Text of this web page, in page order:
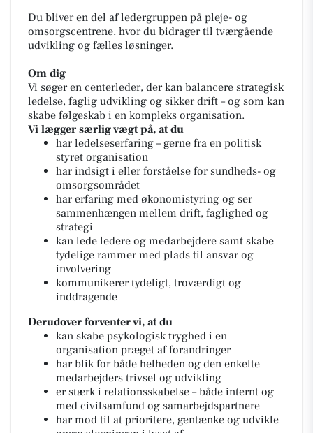
Du bliver en del af ledergruppen på pleje- og
omsorgscentrene, hvor du bidrager til tværgående
udvikling og fælles løsninger.
Om dig
Vi søger en centerleder, der kan balancere strategisk
ledelse, faglig udvikling og sikker drift – og som kan
skabe følgeskab i en kompleks organisation.
Vi lægger særlig vægt på, at du
har ledelseserfaring – gerne fra en politisk
styret organisation
har indsigt i eller forståelse for sundheds- og
omsorgsområdet
har erfaring med økonomistyring og ser
sammenhængen mellem drift, faglighed og
strategi
kan lede ledere og medarbejdere samt skabe
tydelige rammer med plads til ansvar og
involvering
kommunikerer tydeligt, troværdigt og
inddragende
Derudover forventer vi, at du
kan skabe psykologisk tryghed i en
organisation præget af forandringer
har blik for både helheden og den enkelte
medarbejders trivsel og udvikling
er stærk i relationsskabelse – både internt og
med civilsamfund og samarbejdspartnere
har mod til at prioritere, gentænke og udvikle